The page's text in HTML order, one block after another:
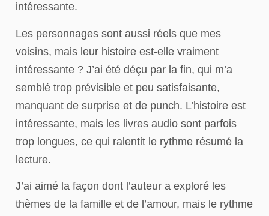
intéressante.
Les personnages sont aussi réels que mes
voisins, mais leur histoire est-elle vraiment
intéressante ? J’ai été déçu par la fin, qui m’a
semblé trop prévisible et peu satisfaisante,
manquant de surprise et de punch. L’histoire est
intéressante, mais les livres audio sont parfois
trop longues, ce qui ralentit le rythme résumé la
lecture.
J’ai aimé la façon dont l’auteur a exploré les
thèmes de la famille et de l’amour, mais le rythme